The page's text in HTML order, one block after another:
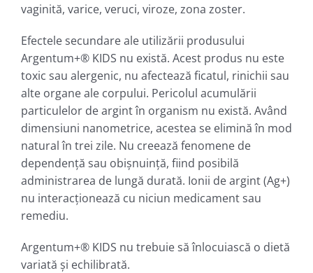
vaginită, varice, veruci, viroze, zona zoster.
Efectele secundare ale utilizării produsului
Argentum+® KIDS nu există. Acest produs nu este
toxic sau alergenic, nu afectează ficatul, rinichii sau
alte organe ale corpului. Pericolul acumulării
particulelor de argint în organism nu există. Având
dimensiuni nanometrice, acestea se elimină în mod
natural în trei zile. Nu creează fenomene de
dependenţă sau obişnuinţă, fiind posibilă
administrarea de lungă durată. Ionii de argint (Ag+)
nu interacţionează cu niciun medicament sau
remediu.
Argentum+® KIDS nu trebuie să înlocuiască o dietă
variată şi echilibrată.